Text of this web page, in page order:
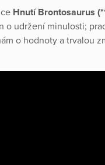
Hnutí Brontosaurus
o udržení minulosti;
o hodnoty a trvalou